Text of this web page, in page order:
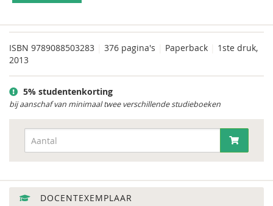
ISBN 9789088503283 376 pagina's Paperback
1ste druk,
2013
5% studentenkorting
bij aanschaf van minimaal twee verschillende studieboeken
DOCENTEXEMPLAAR